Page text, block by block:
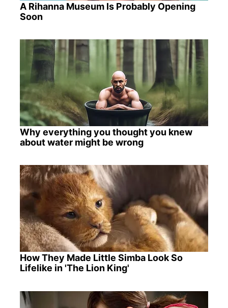
A Rihanna Museum Is Probably Opening
Soon
Why everything you thought you knew
about water might be wrong
How They Made Little Simba Look So
Lifelike in 'The Lion King'